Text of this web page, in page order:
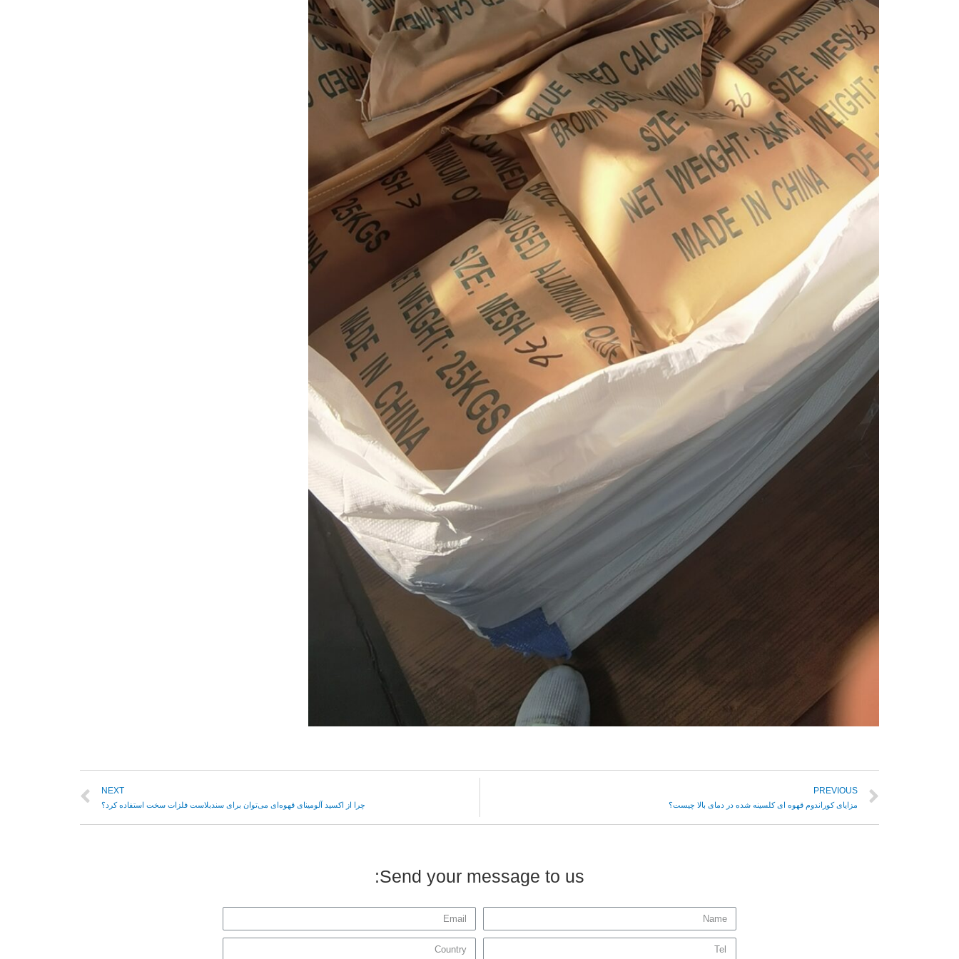
PREVIOUS
مزایای کوراندوم قهوه ای کلسینه شده در دمای بالا چیست؟
NEXT
چرا از اکسید آلومینای قهوه‌ای می‌توان برای سندبلاست فلزات سخت استفاده کرد؟
Send your message to us: